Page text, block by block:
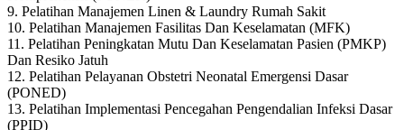
9. Pelatihan Manajemen Linen & Laundry Rumah Sakit
10. Pelatihan Manajemen Fasilitas Dan Keselamatan (MFK)
11. Pelatihan Peningkatan Mutu Dan Keselamatan Pasien (PMKP)
Dan Resiko Jatuh
12. Pelatihan Pelayanan Obstetri Neonatal Emergensi Dasar
(PONED)
13. Pelatihan Implementasi Pencegahan Pengendalian Infeksi Dasar
(PPID)